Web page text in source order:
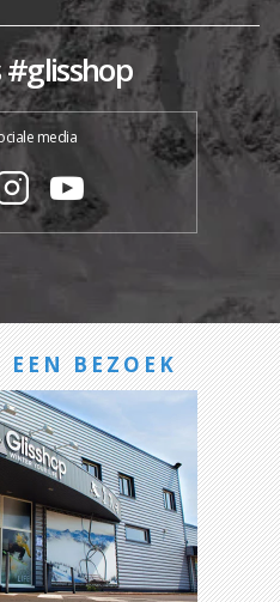
#glisshop
media
EEN BEZOEK